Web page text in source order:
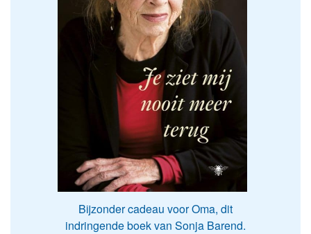
Bijzonder cadeau voor Oma, dit
indringende boek van Sonja Barend.